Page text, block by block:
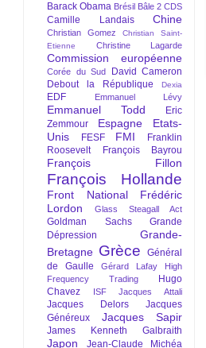
Barack Obama Brésil Bâle 2 CDS
Camille Landais Chine
Christian Gomez
Christian Saint-
Etienne
Christine Lagarde
Commission européenne
Corée du Sud
David Cameron
Debout la République
Dexia
EDF Emmanuel Lévy
Emmanuel Todd
Eric
Zemmour
Espagne
Etats-
Unis
FESF FMI
Franklin
Roosevelt
François Bayrou
François Fillon
François Hollande
Front National
Frédéric
Lordon
Glass Steagall Act
Goldman Sachs
Grande
Dépression
Grande-
Bretagne Grèce
Général
de Gaulle
Gérard Lafay
High
Frequency Trading
Hugo
Chavez
ISF Jacques Attali
Jacques Delors
Jacques
Généreux
Jacques Sapir
James Kenneth Galbraith
Japon Jean-Claude Michéa